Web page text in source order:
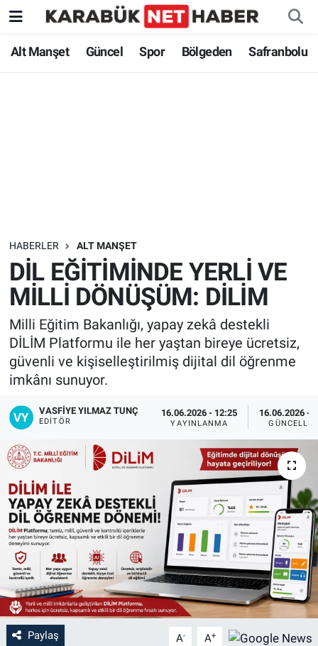
Alt Manşet Güncel Spor Bölgeden Safranbolu
HABERLER ALT MANŞET
DİL EĞİTİMİNDE YERLİ VE
MİLLİ DÖNÜŞÜM: DİLİM
Milli Eğitim Bakanlığı, yapay zekâ destekli
DİLİM Platformu ile her yaştan bireye ücretsiz,
güvenli ve kişiselleştirilmiş dijital dil öğrenme
imkânı sunuyor.
VASFIYE YILMAZ TUNÇ
EDITÖR
16.06.2026 - 12:25
YAYINLANMA
16.06.2026 -
Paylaş A- A+